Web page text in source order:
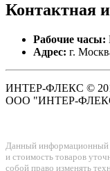
Контактная
Рабочие часы:
Адрес: г.
ИНТЕР-ФЛЕКС ©
ООО "ИНТЕР-
Данный информационный
и стоимость товаров
собой право изменять